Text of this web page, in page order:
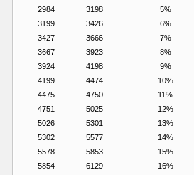
2984
3198 5%
3199
3426 6%
3427
3666 7%
3667
3923 8%
3924
4198 9%
4199
4474 10%
4475
4750 11%
4751
5025 12%
5026
5301 13%
5302
5577 14%
5578
5853 15%
5854
6129 16%